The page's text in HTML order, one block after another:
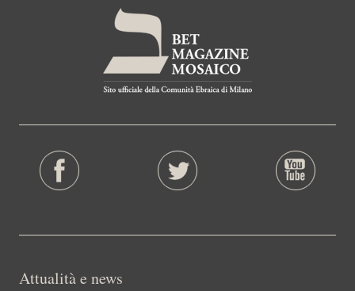
Attualità e news